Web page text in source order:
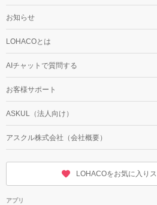
お知らせ
LOHACOとは
AIチャットで質問する
お客様サポート
ASKUL（法人向け）
アスクル株式会社（会社概要）
LOHACOをお気に入り
アプリ